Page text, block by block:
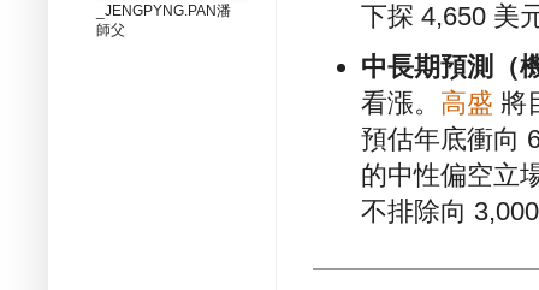
下探 4,650 美
中長期預測（
看漲。 高盛 將
預估年底衝向
的中性偏空立
不排除向
_JENGPYNG.PAN潘
師父